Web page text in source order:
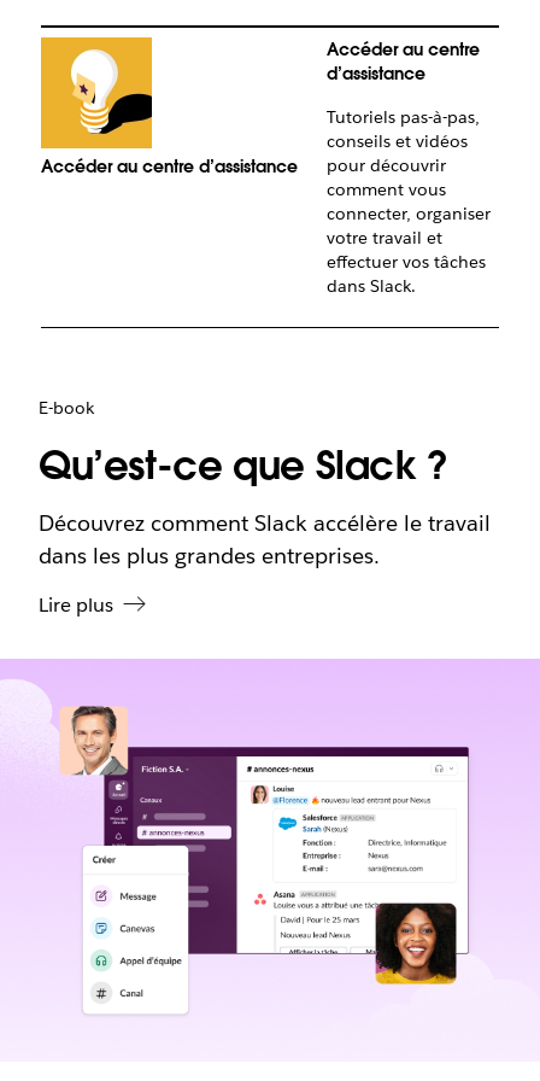
Accéder au centre d’assistance
Accéder au centre
d’assistance
Tutoriels pas-à-pas,
conseils et vidéos
pour découvrir
comment vous
connecter, organiser
votre travail et
effectuer vos tâches
dans Slack.
E-book
Qu’est-ce que Slack ?
Découvrez comment Slack accélère le travail
dans les plus grandes entreprises.
Lire plus